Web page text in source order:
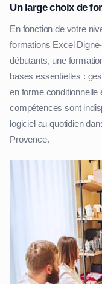
Un large choix de
En fonction de votre
formations Excel
débutants, une
bases essentielles :
en forme
compétences sont
logiciel au quotidien
Provence.